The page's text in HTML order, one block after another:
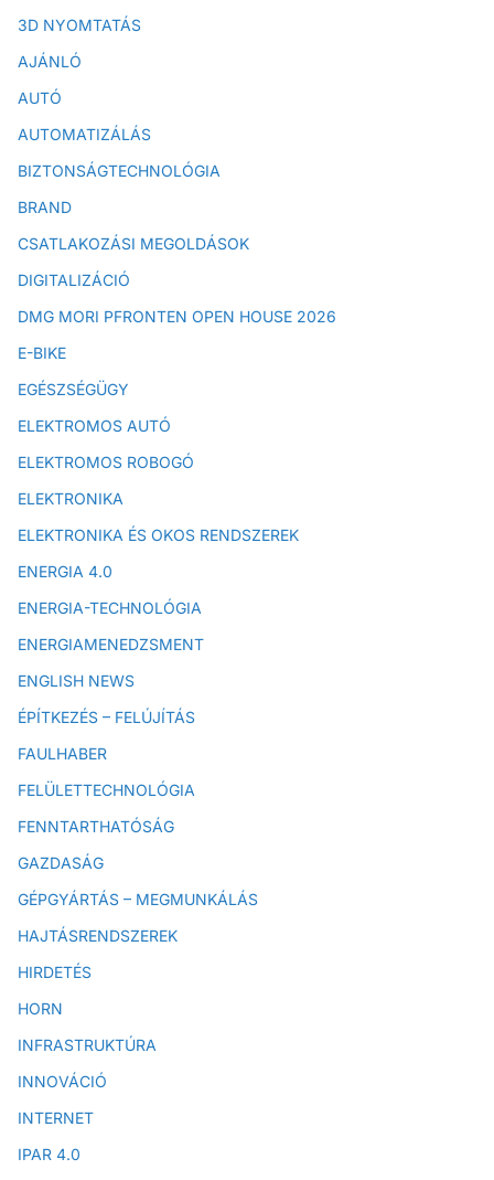
3D NYOMTATÁS
AJÁNLÓ
AUTÓ
AUTOMATIZÁLÁS
BIZTONSÁGTECHNOLÓGIA
BRAND
CSATLAKOZÁSI MEGOLDÁSOK
DIGITALIZÁCIÓ
DMG MORI PFRONTEN OPEN HOUSE 2026
E-BIKE
EGÉSZSÉGÜGY
ELEKTROMOS AUTÓ
ELEKTROMOS ROBOGÓ
ELEKTRONIKA
ELEKTRONIKA ÉS OKOS RENDSZEREK
ENERGIA 4.0
ENERGIA-TECHNOLÓGIA
ENERGIAMENEDZSMENT
ENGLISH NEWS
ÉPÍTKEZÉS – FELÚJÍTÁS
FAULHABER
FELÜLETTECHNOLÓGIA
FENNTARTHATÓSÁG
GAZDASÁG
GÉPGYÁRTÁS – MEGMUNKÁLÁS
HAJTÁSRENDSZEREK
HIRDETÉS
HORN
INFRASTRUKTÚRA
INNOVÁCIÓ
INTERNET
IPAR 4.0